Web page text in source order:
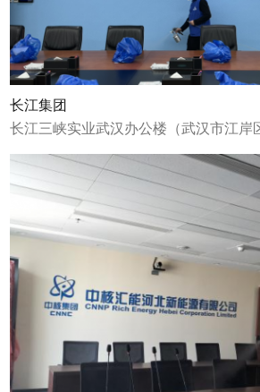
长江集团
长江三峡实业武汉办公楼（武汉市江岸
理并于2023年6月22日圆满完
查看详情
江苏省连云港项目
江苏省连云港市连云区人才公
完成2022年12月8日完成人才
2023年1月9日完成康养中心治